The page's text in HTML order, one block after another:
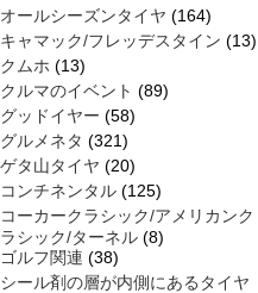
オールシーズンタイヤ (164)
キャマック/フレッデスタイン (13)
クムホ (13)
クルマのイベント (89)
グッドイヤー (58)
グルメネタ (321)
ゲタ山タイヤ (20)
コンチネンタル (125)
コーカークラシック/アメリカンク
ラシック/ターネル (8)
ゴルフ関連 (38)
シール剤の層が内側にあるタイヤ